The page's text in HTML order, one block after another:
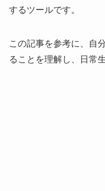
するツールです。
この記事を参考に、自
ることを理解し、日常